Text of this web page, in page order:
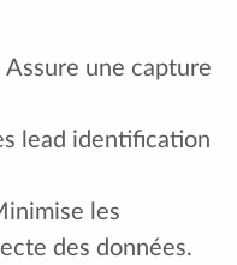
Assure une capture
lead identification
les
des données.